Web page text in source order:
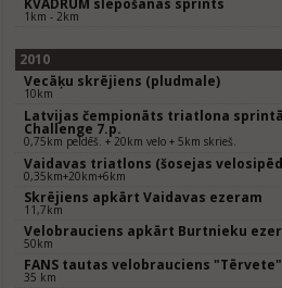
KVADRUM slēpošanas sprints
1km - 2km
2010
Vecāķu skrējiens (pludmale)
10km
Latvijas čempionāts triatlona
Challenge 7.p.
0,75km peldēš. + 20km velo + 5km skrieš.
Vaidavas triatlons (šosejas
0,35km+20km+6km
Skrējiens apkārt Vaidavas ezeram
11,7km
Velobrauciens apkārt Burtnieku
50km
FANS tautas velobrauciens "Tērvete"
35 km